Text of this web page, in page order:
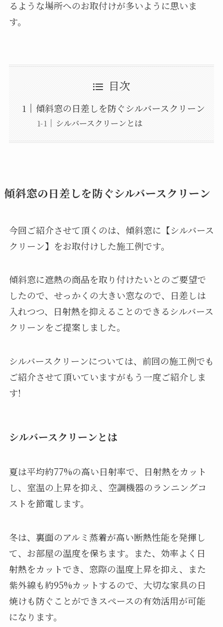
るような場所へのお取付けが多いように思いま
す。
目次
傾斜窓の日差しを防ぐシルバースクリーン
シルバースクリーンとは
傾斜窓の日差しを防ぐシルバースクリーン
今回ご紹介させて頂くのは、傾斜窓に【シルバース
クリーン】をお取付けした施工例です。
傾斜窓に遮熱の商品を取り付けたいとのご要望で
したので、せっかくの大きい窓なので、日差しは
入れつつ、日射熱を抑えることのできるシルバース
クリーンをご提案しました。
シルバースクリーンについては、前回の施工例でも
ご紹介させて頂いていますがもう一度ご紹介しま
す!
シルバースクリーンとは
夏は平均約77%の高い日射率で、日射熱をカット
し、室温の上昇を抑え、空調機器のランニングコ
ストを節電します。
冬は、裏面のアルミ蒸着が高い断熱性能を発揮し
て、お部屋の温度を保ちます。また、効率よく日
射熱をカットでき、窓際の温度上昇を抑え、また
紫外線も約95%カットするので、大切な家具の日
焼けも防ぐことができスペースの有効活用が可能
になります。